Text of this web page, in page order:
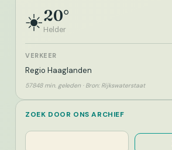
☀️20°
Helder
VERKEER
Regio Haaglanden
57848 min. geleden · Bron: Rijkswaterstaat
ZOEK DOOR ONS ARCHIEF
Zoeken